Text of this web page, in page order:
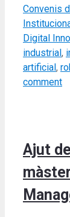
Categories
Convenis
Digital
industrial,
artificial,
comment
Ajut